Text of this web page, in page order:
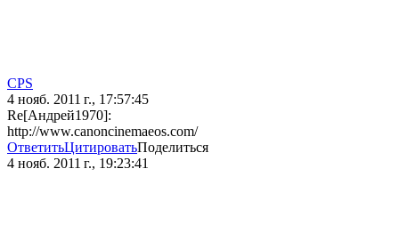
CPS
4 нояб. 2011 г., 17:57:45
Re[Андрей1970]:
http://www.canoncinemaeos.com/
ОтветитьЦитироватьПоделиться
4 нояб. 2011 г., 19:23:41